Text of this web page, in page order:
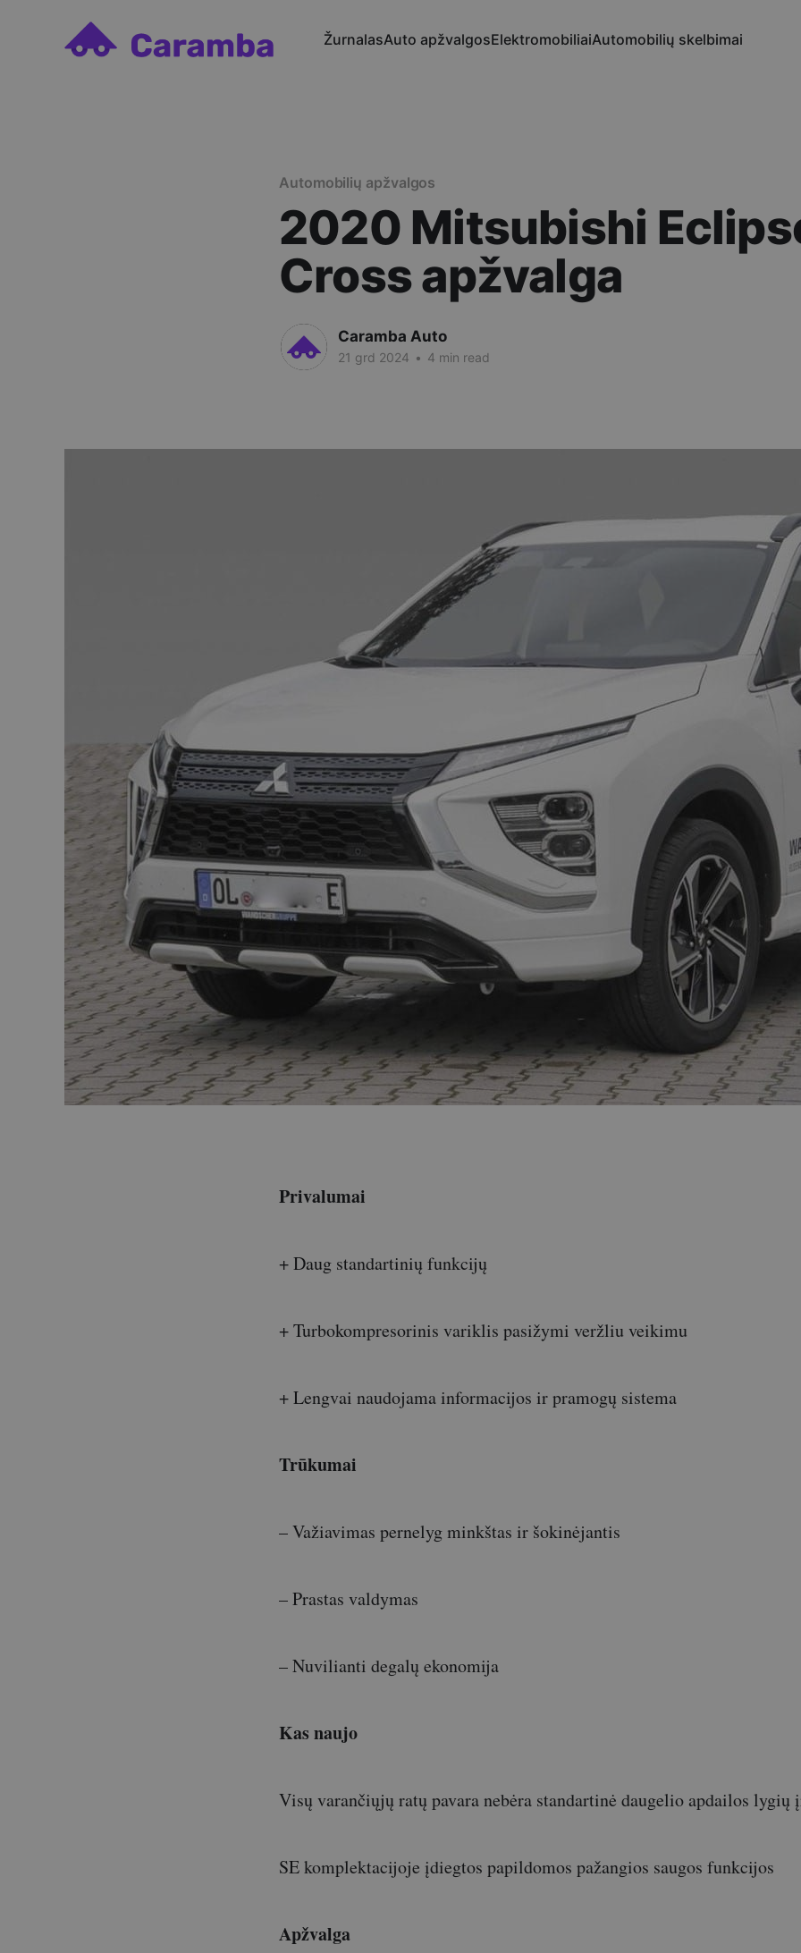
ŽurnalasAuto apžvalgosElektromobiliaiAutomobilių skelbimai
Automobilių apžvalgos
2020 Mitsubishi
Cross apžvalga
Caramba Auto
21 grd 2024 • 4 min read
Privalumai
+ Daug standartinių funkcijų
+ Turbokompresorinis variklis pasižymi veržliu veikimu
+ Lengvai naudojama informacijos ir pramogų sistema
Trūkumai
– Važiavimas pernelyg minkštas ir šokinėjantis
– Prastas valdymas
– Nuvilianti degalų ekonomija
Kas naujo
Visų varančiųjų ratų pavara nebėra standartinė daugelio apdailos lygių
SE komplektacijoje įdiegtos papildomos pažangios saugos funkcijos
Apžvalga